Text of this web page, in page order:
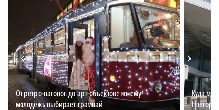
От ретро-вагонов до арт-объектов: почему
молодёжь выбирает трамвай
Куда